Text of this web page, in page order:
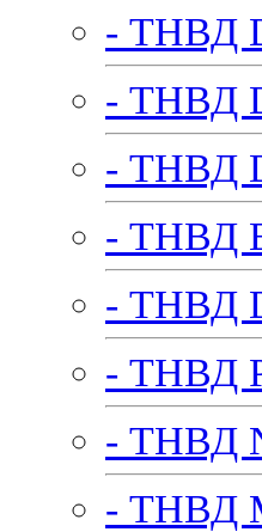
- ТНВД
- ТНВД
- ТНВД
- ТНВД
- ТНВД
- ТНВД
- ТНВД
- ТНВД